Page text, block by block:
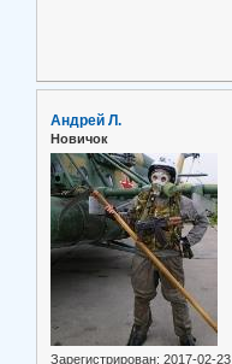
Андрей Л.
Новичок
Зарегистрирован: 2017-02-23